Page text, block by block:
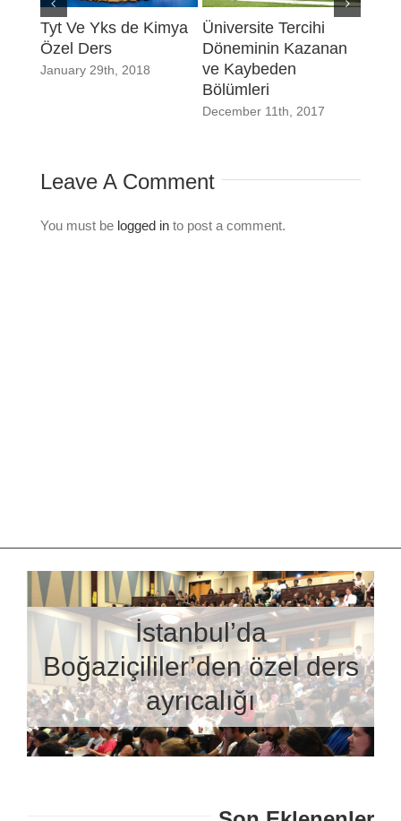
Tyt Ve Yks de Kimya
Özel Ders
January 29th, 2018
Üniversite Tercihi
Döneminin Kazanan
ve Kaybeden
Bölümleri
December 11th, 2017
Leave A Comment
You must be logged into post a comment.
İstanbul’da
Boğaziçililer’den özel ders
ayrıcalığı